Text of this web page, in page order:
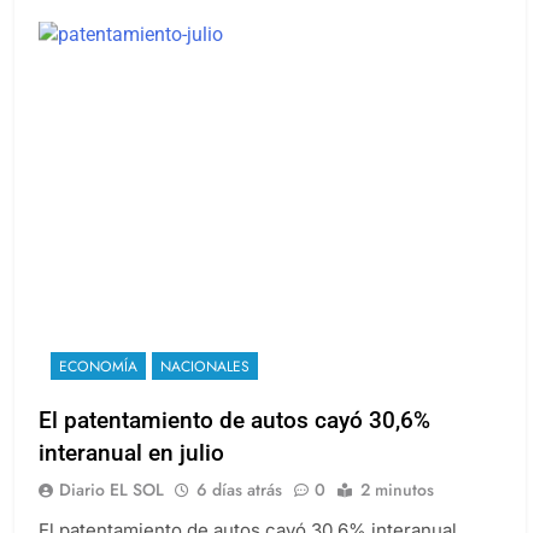
ECONOMÍA NACIONALES
El patentamiento de autos cayó 30,6%
interanual en julio
Diario EL SOL 6 días atrás 0 2 minutos